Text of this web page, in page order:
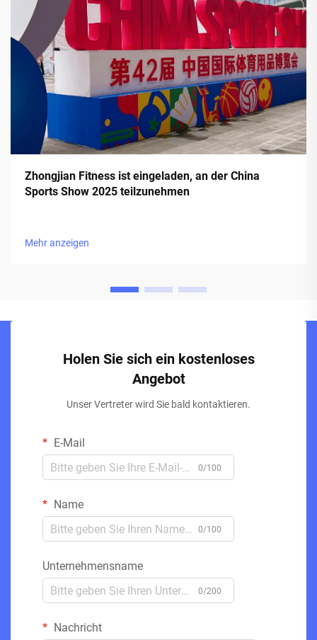
Zhongjian Fitness ist eingeladen, an der China
Sports Show 2025 teilzunehmen
Mehr anzeigen
Holen Sie sich ein kostenloses
Angebot
Unser Vertreter wird Sie bald kontaktieren.
E-Mail
0/100
Name
0/100
Unternehmensname
0/200
Nachricht